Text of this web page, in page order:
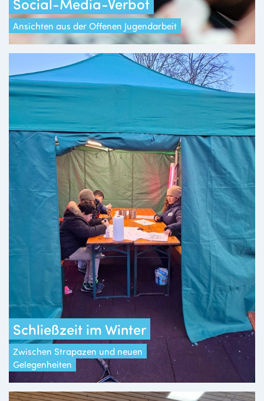
Ansichten aus der Offenen Jugendarbeit
Schließzeit im Winter
Zwischen Strapazen und neuen
Gelegenheiten